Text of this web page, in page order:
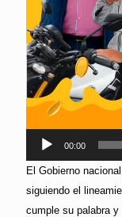
00:00
El Gobierno
siguiendo el
cumple su palabra y